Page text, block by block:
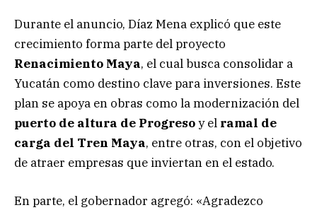
Durante el anuncio, Díaz Mena explicó que este
crecimiento forma parte del proyecto
Renacimiento Maya, el cual busca consolidar a
Yucatán como destino clave para inversiones. Este
plan se apoya en obras como la modernización del
puerto de altura de Progresoy el ramal de
carga del Tren Maya, entre otras, con el objetivo
de atraer empresas que inviertan en el estado.
En parte, el gobernador agregó: «Agradezco